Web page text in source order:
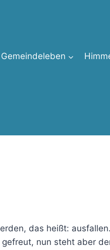
Gemeindeleben
das heißt:
nun steht aber